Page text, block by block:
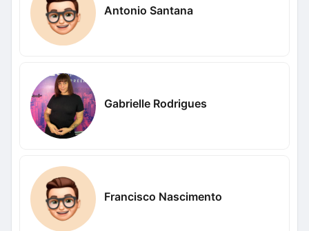
Antonio Santana
Gabrielle Rodrigues
Francisco Nascimento